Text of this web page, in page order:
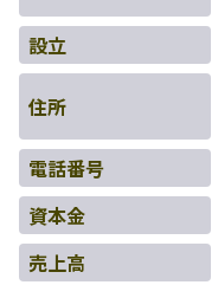
設立
住所
電話番号
資本金
売上高